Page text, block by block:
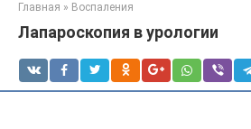
Главная » Воспаления
Лапароскопия в урологии